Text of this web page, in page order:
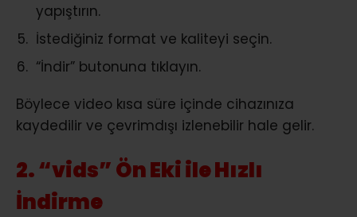
yapıştırın.
İstediğiniz format ve kaliteyi seçin.
“İndir” butonuna tıklayın.
Böylece video kısa süre içinde cihazınıza
kaydedilir ve çevrimdışı izlenebilir hale gelir.
2. “vids” Ön Eki ile Hızlı
İndirme